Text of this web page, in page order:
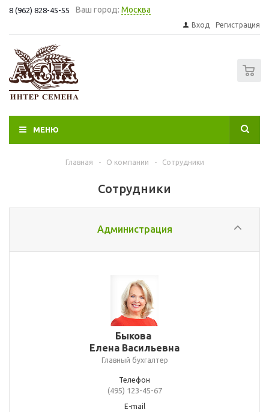
8 (962) 828-45-55 Ваш город: Москва
Вход Регистрация
МЕНЮ
Главная - О компании - Сотрудники
Сотрудники
Администрация
Быкова
Елена Васильевна
Главный бухгалтер
Телефон
(495) 123-45-67
E-mail